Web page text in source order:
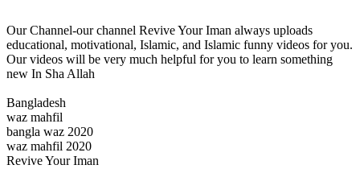
Our Channel-our channel Revive Your Iman always uploads
educational, motivational, Islamic, and Islamic funny videos for you.
Our videos will be very much helpful for you to learn something
new In Sha Allah
Bangladesh
waz mahfil
bangla waz 2020
waz mahfil 2020
Revive Your Iman